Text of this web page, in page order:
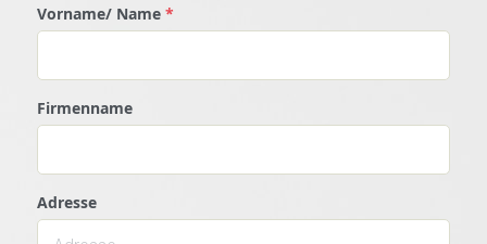
Vorname/ Name *
Firmenname
Adresse